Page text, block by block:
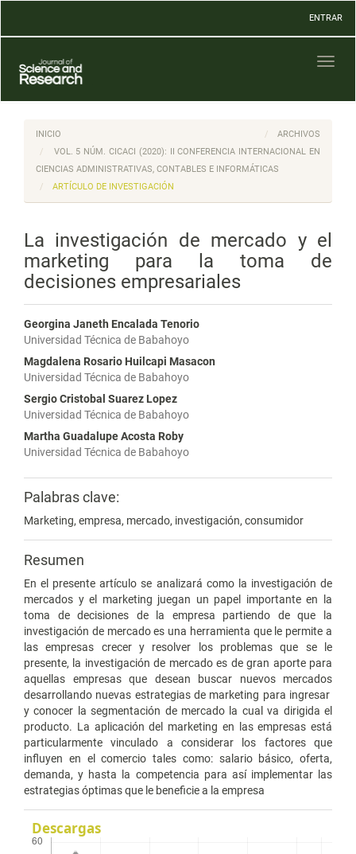
Contenido
Barra
lateral
ENTRAR
INICIO
ARCHIVOS
VOL. 5 NÚM. CICACI (2020): II CONFERENCIA INTERNACIONAL EN
CIENCIAS ADMINISTRATIVAS, CONTABLES E INFORMÁTICAS
ARTÍCULO DE INVESTIGACIÓN
La investigación de mercado y el
marketing para la toma de
decisiones empresariales
Georgina Janeth Encalada Tenorio
Universidad Técnica de Babahoyo
Magdalena Rosario Huilcapi Masacon
Universidad Técnica de Babahoyo
Sergio Cristobal Suarez Lopez
Universidad Técnica de Babahoyo
Martha Guadalupe Acosta Roby
Universidad Técnica de Babahoyo
Palabras clave:
Marketing, empresa, mercado, investigación, consumidor
Resumen
En el presente artículo se analizará como la investigación de
mercados y el marketing juegan un papel importante en la
toma de decisiones de la empresa partiendo de que la
investigación de mercado es una herramienta que le permite a
las empresas crecer y resolver los problemas que se le
presente, la investigación de mercado es de gran aporte para
aquellas empresas que desean buscar nuevos mercados
desarrollando nuevas estrategias de marketing para ingresar
y conocer la segmentación de mercado la cual va dirigida el
producto. La aplicación del marketing en las empresas está
particularmente vinculado a considerar los factores que
influyen en el comercio tales como: salario básico, oferta,
demanda, y hasta la competencia para así implementar las
estrategias óptimas que le beneficie a la empresa
Descargas